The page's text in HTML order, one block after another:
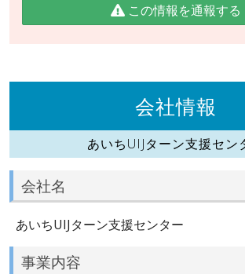
この情報を通報する
会社情報
あいちUIJターン支援セン
会社名
あいちUIJターン支援センター
事業内容